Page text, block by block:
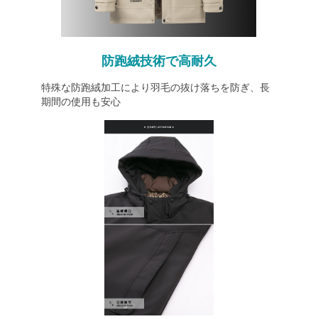
防跑絨技術で高耐久
特殊な防跑絨加工により羽毛の抜け落ちを防ぎ、長
期間の使用も安心